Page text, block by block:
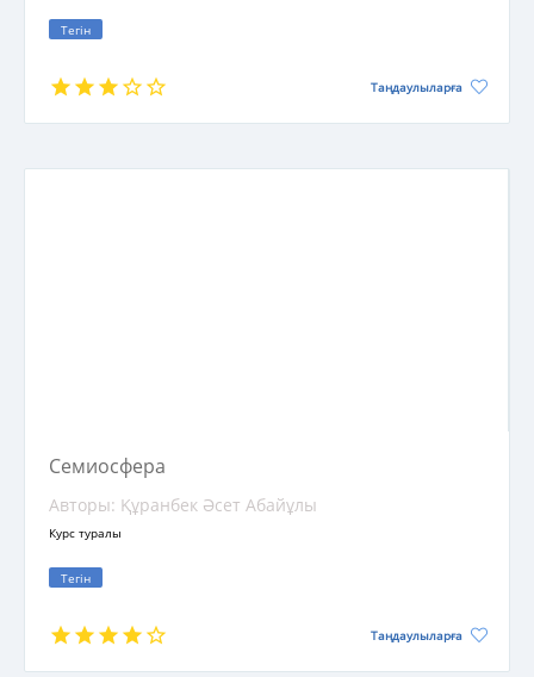
Тегін
Таңдаулыларға
Семиосфера
Авторы: Құранбек Әсет Абайұлы
Курс туралы
Тегін
Таңдаулыларға